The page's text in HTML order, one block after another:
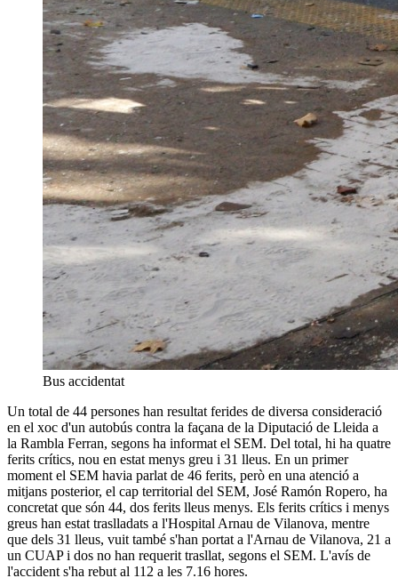
Bus accidentat
Un total de 44 persones han resultat ferides de diversa consideració
en el xoc d'un autobús contra la façana de la Diputació de Lleida a
la Rambla Ferran, segons ha informat el SEM. Del total, hi ha quatre
ferits crítics, nou en estat menys greu i 31 lleus. En un primer
moment el SEM havia parlat de 46 ferits, però en una atenció a
mitjans posterior, el cap territorial del SEM, José Ramón Ropero, ha
concretat que són 44, dos ferits lleus menys. Els ferits crítics i menys
greus han estat traslladats a l'Hospital Arnau de Vilanova, mentre
que dels 31 lleus, vuit també s'han portat a l'Arnau de Vilanova, 21 a
un CUAP i dos no han requerit trasllat, segons el SEM. L'avís de
l'accident s'ha rebut al 112 a les 7.16 hores.